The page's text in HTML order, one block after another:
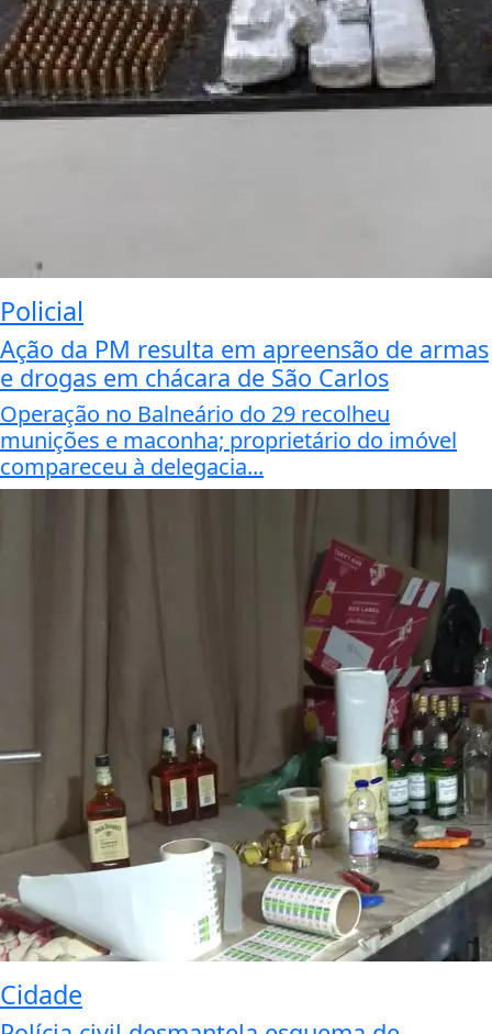
Policial
Ação da PM resulta em apreensão de armas
e drogas em chácara de São Carlos
Operação no Balneário do 29 recolheu
munições e maconha; proprietário do imóvel
compareceu à delegacia...
Cidade